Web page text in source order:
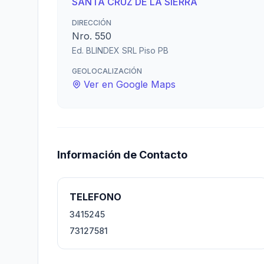
DIRECCIÓN
Nro. 550
Ed. BLINDEX SRL Piso PB
GEOLOCALIZACIÓN
Ver en Google Maps
Información de Contacto
TELEFONO
3415245
73127581